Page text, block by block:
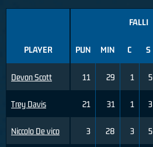
PLAYER
Devon Scott
Trey Davis
Niccolo De vico
FALLI
PUN MIN C S
11 29 1 5
21 31 1 3
3 28 3 5